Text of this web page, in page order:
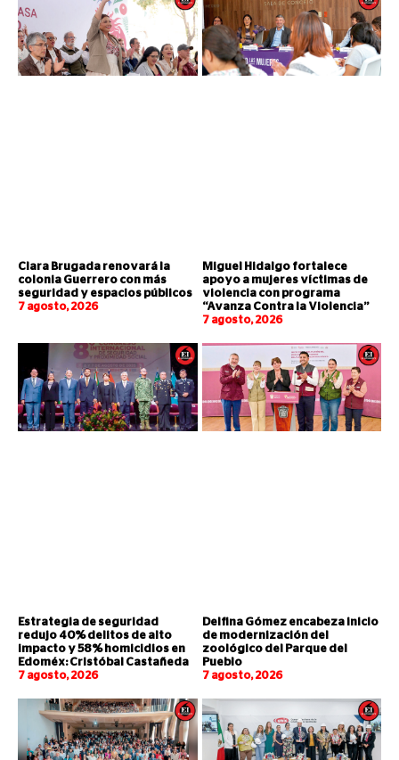
Clara Brugada renovará la
colonia Guerrero con más
seguridad y espacios públicos
7 agosto, 2026
Miguel Hidalgo fortalece
apoyo a mujeres víctimas de
violencia con programa
“Avanza Contra la Violencia”
7 agosto, 2026
Estrategia de seguridad
redujo 40% delitos de alto
impacto y 58% homicidios en
Edoméx: Cristóbal Castañeda
7 agosto, 2026
Delfina Gómez encabeza inicio
de modernización del
zoológico del Parque del
Pueblo
7 agosto, 2026